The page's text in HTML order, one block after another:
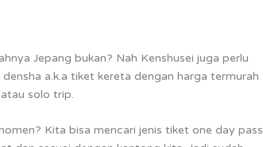
Jepang bukan? Nah Kenshusei juga perlu
a.k.a tiket kereta dengan harga termurah
solo trip.
Kita bisa mencari jenis tiket one day pass